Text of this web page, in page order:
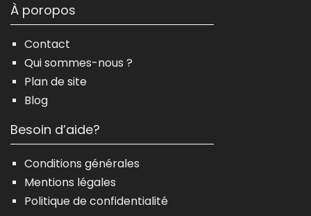
À poropos
Contact
Qui sommes-nous ?
Plan de site
Blog
Besoin d’aide?
Conditions générales
Mentions légales
Politique de confidentialité